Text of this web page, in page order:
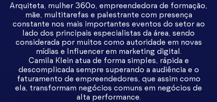
Arquiteta, mulher 360o, empreendedora de formação,
mãe, multitarefas e palestrante com presença
constante nos mais importantes eventos do setor ao
lado dos principais especialistas da área, sendo
considerada por muitos como autoridade em novas
mídias e Influencer em marketing digital.
Camila Klein atua de forma simples, rápida e
descomplicada sempre superando a audiência e o
faturamento de empreendedores, que assim como
ela, transformam negócios comuns em negócios de
alta performance.